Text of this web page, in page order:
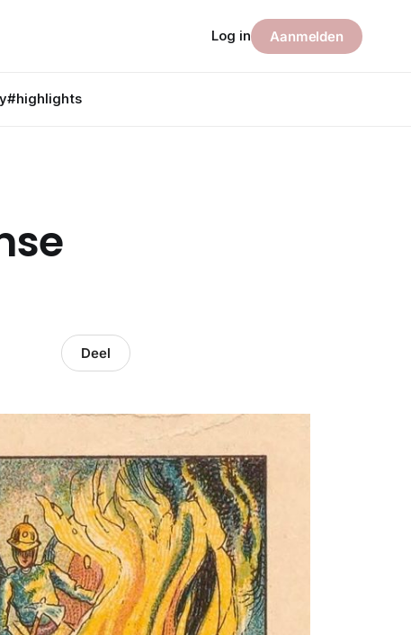
#highlights
Log in Aanmelden
Deel